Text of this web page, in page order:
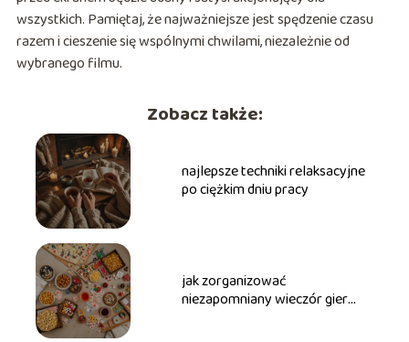
wszystkich. Pamiętaj, że najważniejsze jest spędzenie czasu
razem i cieszenie się wspólnymi chwilami, niezależnie od
wybranego filmu.
Zobacz także:
najlepsze techniki relaksacyjne
po ciężkim dniu pracy
jak zorganizować
niezapomniany wieczór gier